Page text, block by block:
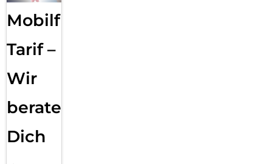
Mobilfunk
Tarif –
Wir
beraten
Dich